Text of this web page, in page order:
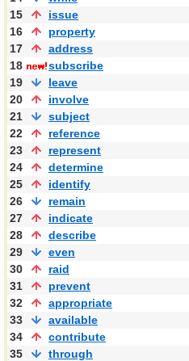
15
issue
16
property
17
address
18
subscribe
19
leave
20
involve
21
subject
22
reference
23
represent
24
determine
25
identify
26
remain
27
indicate
28
describe
29
even
30
raid
31
prevent
32
appropriate
33
available
34
contribute
35
through